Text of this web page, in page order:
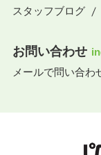
スタッフブログ
お問い合わせ
メールで問い合わ